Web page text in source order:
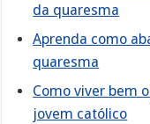
da quaresma
Aprenda como
quaresma
Como viver bem
jovem católico